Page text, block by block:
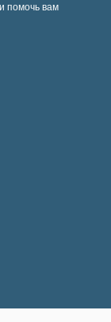
помочь вам